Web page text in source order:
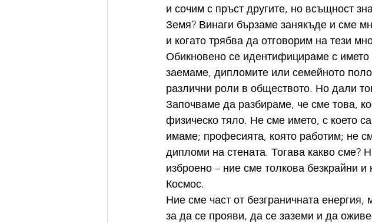
и сочим с пръст другите, но всъщност
Земя? Винаги бързаме занякъде и сме
и когато трябва да отговорим на тези
Обикновено се идентифицираме с името
заемаме, дипломите или семейното
различни роли в обществото. Но дали
Започваме да разбираме, че сме това,
физическо тяло. Не сме името, с което
имаме; професията, която работим; не
дипломи на стената. Тогава какво сме?
изброено – ние сме толкова безкрайни и
Космос.
Ние сме част от безграничната енергия,
за да се прояви, да се заземи и да